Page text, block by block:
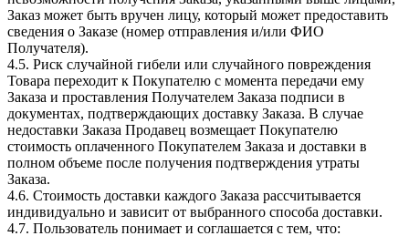
Заказ может быть вручен лицу, который может предоставить
сведения о Заказе (номер отправления и/или ФИО
Получателя).
4.5. Риск случайной гибели или случайного повреждения
Товара переходит к Покупателю с момента передачи ему
Заказа и проставления Получателем Заказа подписи в
документах, подтверждающих доставку Заказа. В случае
недоставки Заказа Продавец возмещает Покупателю
стоимость оплаченного Покупателем Заказа и доставки в
полном объеме после получения подтверждения утраты
Заказа.
4.6. Стоимость доставки каждого Заказа рассчитывается
индивидуально и зависит от выбранного способа доставки.
4.7. Пользователь понимает и соглашается с тем, что: